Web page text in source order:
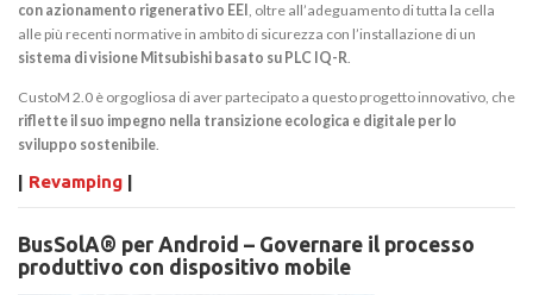
con azionamento rigenerativo EEI , oltre all’adeguamento di tutta la cella
alle più recenti normative in ambito di sicurezza con l’installazione di un
sistema di visione Mitsubishi basato su PLC IQ-R.
CustoM 2.0 è orgogliosa di aver partecipato a questo progetto innovativo, che
riflette il suo impegno nella transizione ecologica e digitale per lo
sviluppo sostenibile.
| Revamping |
BusSolA® per Android – Governare il processo
produttivo con dispositivo mobile